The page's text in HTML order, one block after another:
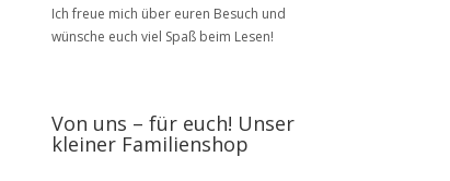
Ich freue mich über euren Besuch und
wünsche euch viel Spaß beim Lesen!
Von uns – für euch! Unser
kleiner Familienshop